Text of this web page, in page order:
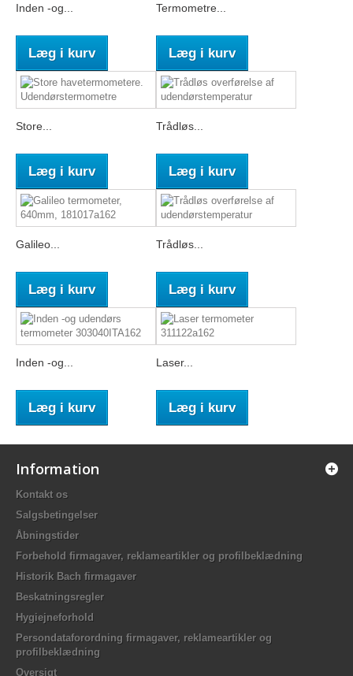
Inden -og...
Læg i kurv
Termometre...
Læg i kurv
Store...
Læg i kurv
Trådløs...
Læg i kurv
Galileo...
Læg i kurv
Trådløs...
Læg i kurv
Inden -og...
Læg i kurv
Laser...
Læg i kurv
Information
Kontakt os
Salgsbetingelser
Åbningstider
Forbehold firmagaver, reklameartikler og profilbeklædning
Historik Bach firmagaver
Beskatningsregler
Hygiejneforhold
Persondataforordning firmagaver, reklameartikler og
profilbeklædning
Oversigt